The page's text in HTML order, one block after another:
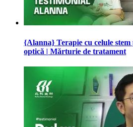
{Alanna} Terapie cu celule
optică | Mărturie de tratament